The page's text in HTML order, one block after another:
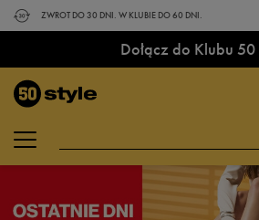
ZWROT DO 30 DNI. W KLUBIE DO 60 DNI.
Dołącz do Klubu 50